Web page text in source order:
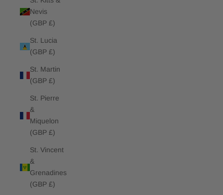
Nevis
(GBP £)
St. Lucia
(GBP £)
St. Martin
(GBP £)
St. Pierre
&
Miquelon
(GBP £)
St. Vincent
&
Grenadines
(GBP £)